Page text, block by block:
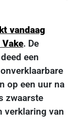
vandaag
. De
een
op een uur na
zwaarste
verklaring van